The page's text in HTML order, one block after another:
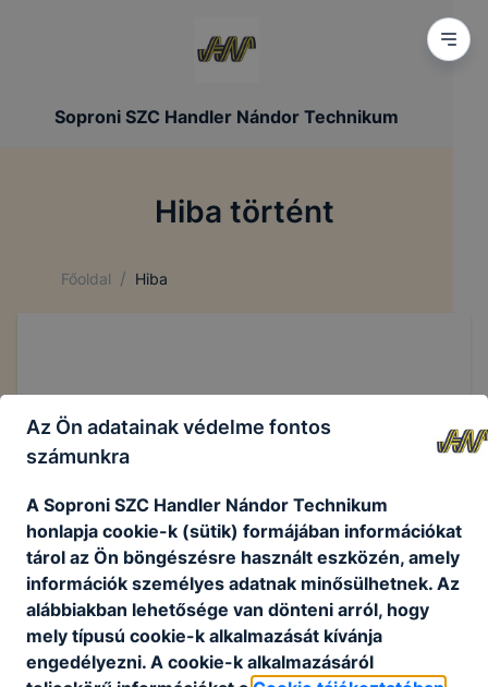
Soproni SZC Handler Nándor Technikum
Hiba történt
Főoldal / Hiba
404
Az Ön adatainak védelme fontos
számunkra
A Soproni SZC Handler Nándor Technikum
honlapja cookie-k (sütik) formájában információkat
tárol az Ön böngészésre használt eszközén, amely
információk személyes adatnak minősülhetnek. Az
alábbiakban lehetősége van dönteni arról, hogy
mely típusú cookie-k alkalmazását kívánja
engedélyezni. A cookie-k alkalmazásáról